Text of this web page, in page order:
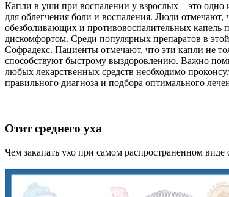
Капли в уши при воспалении у взрослых – это одно
для облегчения боли и воспаления. Люди отмечают,
обезболивающих и противовоспалительных капель
дискомфортом. Среди популярных препаратов в
Софрадекс. Пациенты отмечают, что эти капли не
способствуют быстрому выздоровлению. Важно
любых лекарственных средств необходимо
правильного диагноза и подбора оптимального
Отит среднего уха
Чем закапать ухо при самом распространенном